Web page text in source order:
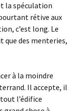
la spéculation
rétive aux
c’est long. Le
que des menteries,
à la moindre
Il accepte, il
l’édifice